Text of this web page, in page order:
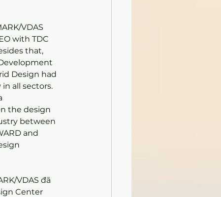
VDAS
with TDC
that,
Design had
all sectors.
the design
between
and
VDAS đã
Center